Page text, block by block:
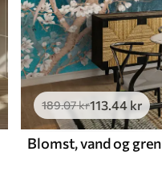
189.07kr113 .44 kr
Blomst, vand og gren